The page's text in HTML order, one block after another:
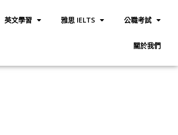
英文學習 雅思 IELTS 公職考試
關於我們